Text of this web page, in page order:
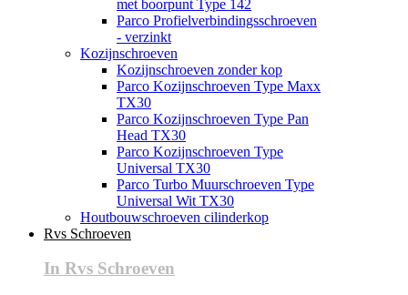
met boorpunt Type 142
Parco Profielverbindingsschroeven
- verzinkt
Kozijnschroeven
Kozijnschroeven zonder kop
Parco Kozijnschroeven Type Maxx
TX30
Parco Kozijnschroeven Type Pan
Head TX30
Parco Kozijnschroeven Type
Universal TX30
Parco Turbo Muurschroeven Type
Universal Wit TX30
Houtbouwschroeven cilinderkop
Rvs Schroeven
In Rvs Schroeven